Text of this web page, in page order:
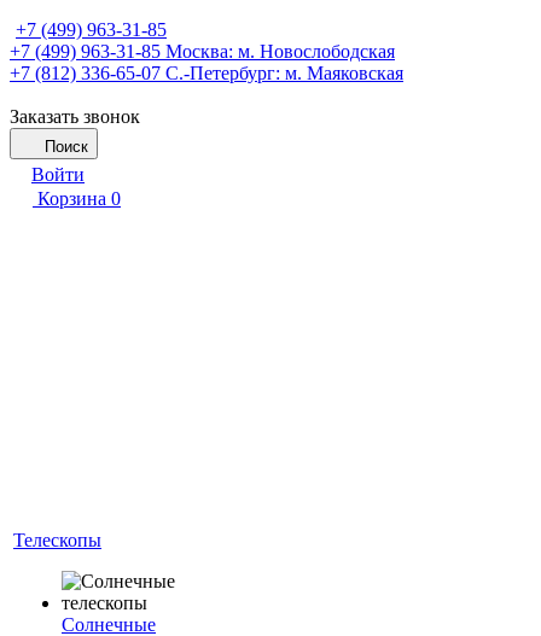
+7 (499) 963-31-85
+7 (499) 963-31-85 Москва: м. Новослободская
+7 (812) 336-65-07 С.-Петербург: м. Маяковская
Заказать звонок
Поиск
Войти
Корзина 0
Телескопы
Солнечные